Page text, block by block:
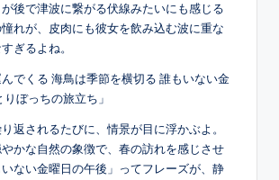
後で津波に繋がる伏線みたいにも感じる
れが、皮肉にも彼女を飲み込む波に重な
ぎるよね。
んでくる 海鳥は季節を横切る 誰もいない金
ぼっちの旅立ち」
返されるたびに、情景が目に浮かぶよ。
かな自然の象徴で、春の訪れを感じさせ
ない金曜日の午後」ってフレーズが、静